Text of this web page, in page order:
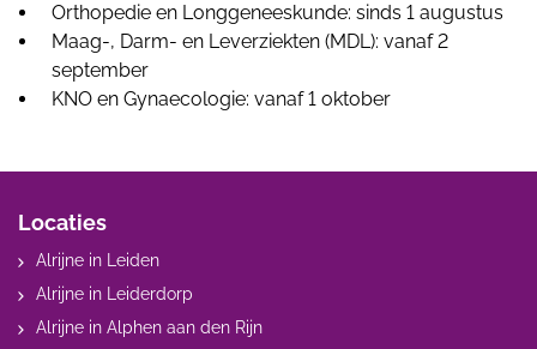
Orthopedie en Longgeneeskunde: sinds 1 augustus
Maag-, Darm- en Leverziekten (MDL): vanaf 2
september
KNO en Gynaecologie: vanaf 1 oktober
Locaties
Alrijne in Leiden
Alrijne in Leiderdorp
Alrijne in Alphen aan den Rijn